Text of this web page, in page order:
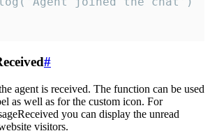
#
agent is received. The function can be used
as well as for the custom icon. For
you can display the unread
visitors.